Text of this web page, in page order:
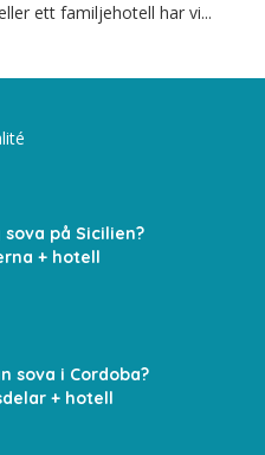
ett familjehotell har vi...
på Sicilien?
+ hotell
sova i Cordoba?
+ hotell